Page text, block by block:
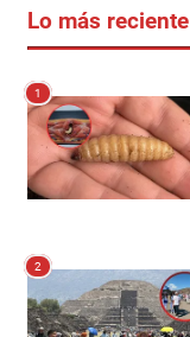
Lo más reciente
1
2